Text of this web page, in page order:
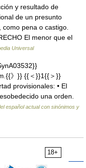
y resultado de
de un presunto
pena o castigo.
El menor que el
Universal
》}} {{＜}}1{{＞}}
provisionales: • El
una orden.
español actual con sinónimos y
18+